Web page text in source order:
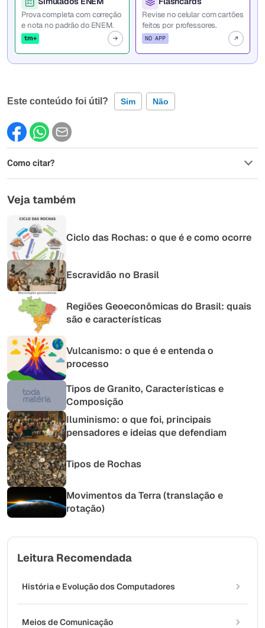
Prova completa com correção
e nota no padrão do ENEM.
tm+
Revise no celular com cartões
feitos por professores.
NO APP
Este conteúdo foi útil? Sim Não
Este conteúdo contém informação incorreta
Este conteúdo não tem a informação que procuro
Como citar?
Veja também
Ciclo das Rochas: o que é e como ocorre
Escravidão no Brasil
Regiões Geoeconômicas do Brasil: quais
são e características
Vulcanismo: o que é e entenda o
processo
Tipos de Granito, Características e
Composição
Iluminismo: o que foi, principais
pensadores e ideias que defendiam
Tipos de Rochas
Movimentos da Terra (translação e
rotação)
Leitura Recomendada
História e Evolução dos Computadores
Meios de Comunicação